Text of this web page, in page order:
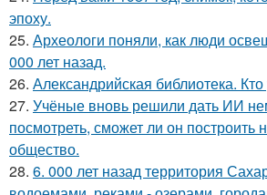
эпоху.
25. Археологи поняли, как люди
000 лет назад.
26. Александрийская библиотека.
27. Учёные вновь решили дать ИИ
посмотреть, сможет ли он построить
общество.
28. 6. 000 лет назад территория